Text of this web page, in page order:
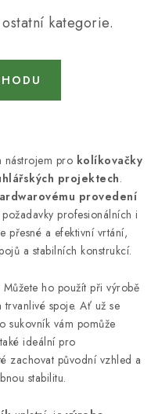
kategorie.
nástrojem pro kolíkovačky
projektech.
provedení
profesionálních i
přesné a efektivní vrtání,
a stabilních konstrukcí.
ho použít při výrobě
spoje. Ať už se
sukovník vám pomůže
ideální pro
zachovat původní vzhled a
stabilitu.